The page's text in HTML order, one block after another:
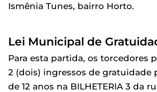
Ismênia Tunes, bairro Horto.
Lei Municipal de
Para esta partida, os torcedores
2 (dois) ingressos de gratuidade
de 12 anos na BILHETERIA 3 da